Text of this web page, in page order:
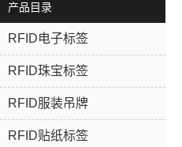
产品目录
RFID电子标签
RFID珠宝标签
RFID服装吊牌
RFID贴纸标签